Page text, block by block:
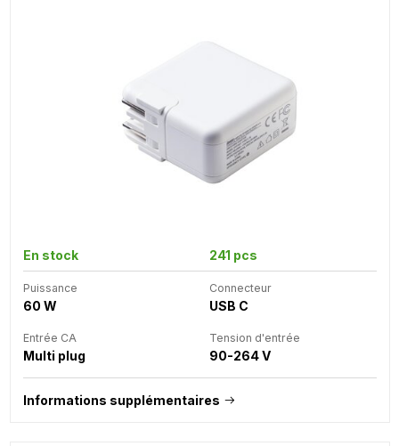
En stock 241 pcs
Puissance
60 W
Connecteur
USB C
Entrée CA
Multi plug
Tension d'entrée
90-264 V
Informations supplémentaires